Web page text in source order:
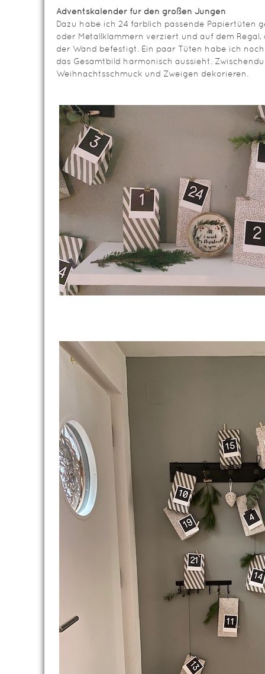
Adventskalender für den großen Jungen
Dazu habe ich 24 farblich passende Papiertüten
oder Metallklammern verziert und auf dem
der Wand befestigt. Ein paar Tüten habe ich
das Gesamtbild harmonisch aussieht.
Weihnachtsschmuck und Zweigen dekorieren.